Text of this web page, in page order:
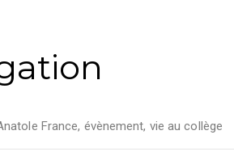
France, évènement, vie au collège